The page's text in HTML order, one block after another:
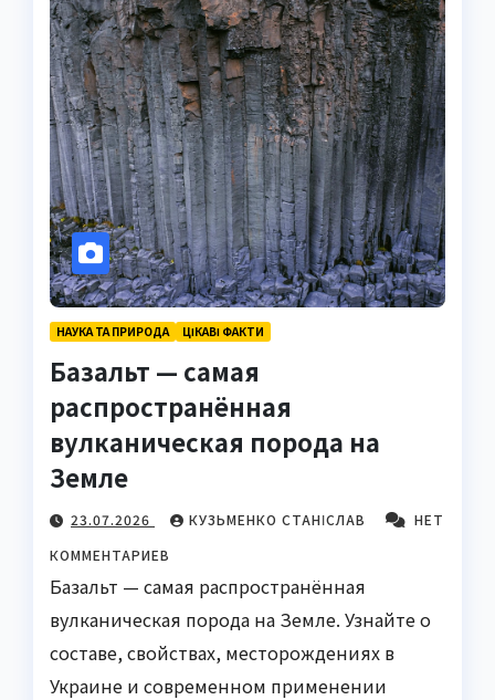
НАУКА ТА ПРИРОДА ЦІКАВІ ФАКТИ
Базальт — самая
распространённая
вулканическая порода на
Земле
23.07.2026 КУЗЬМЕНКО СТАНІСЛАВ
НЕТ
КОММЕНТАРИЕВ
Базальт — самая распространённая
вулканическая порода на Земле. Узнайте о
составе, свойствах, месторождениях в
Украине и современном применении